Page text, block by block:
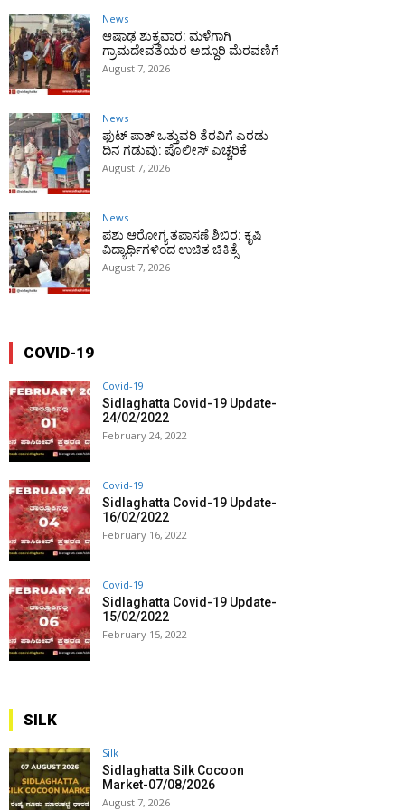
News
ಆಷಾಢ ಶುಕ್ರವಾರ: ಮಳೆಗಾಗಿ
ಗ್ರಾಮದೇವತೆಯರ ಅದ್ದೂರಿ ಮೆರವಣಿಗೆ
August 7, 2026
News
ಫುಟ್‌ ಪಾತ್ ಒತ್ತುವರಿ ತೆರವಿಗೆ ಎರಡು
ದಿನ ಗಡುವು: ಪೊಲೀಸ್ ಎಚ್ಚರಿಕೆ
August 7, 2026
News
ಪಶು ಆರೋಗ್ಯ ತಪಾಸಣೆ ಶಿಬಿರ: ಕೃಷಿ
ವಿದ್ಯಾರ್ಥಿಗಳಿಂದ ಉಚಿತ ಚಿಕಿತ್ಸೆ
August 7, 2026
COVID-19
Covid-19
Sidlaghatta Covid-19 Update-
24/02/2022
February 24, 2022
Covid-19
Sidlaghatta Covid-19 Update-
16/02/2022
February 16, 2022
Covid-19
Sidlaghatta Covid-19 Update-
15/02/2022
February 15, 2022
SILK
Silk
Sidlaghatta Silk Cocoon
Market-07/08/2026
August 7, 2026